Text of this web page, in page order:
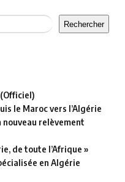
Rechercher
le Maroc vers l’Algérie
nouveau relèvement
de toute l’Afrique »
en Algérie